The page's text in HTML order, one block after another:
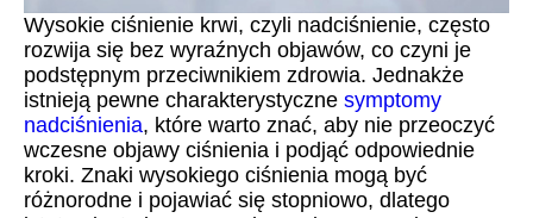
Wysokie ciśnienie krwi, czyli nadciśnienie, często
rozwija się bez wyraźnych objawów, co czyni je
podstępnym przeciwnikiem zdrowia. Jednakże
istnieją pewne charakterystyczne symptomy
nadciśnienia, które warto znać, aby nie przeoczyć
wczesne objawy ciśnienia i podjąć odpowiednie
kroki. Znaki wysokiego ciśnienia mogą być
różnorodne i pojawiać się stopniowo, dlatego